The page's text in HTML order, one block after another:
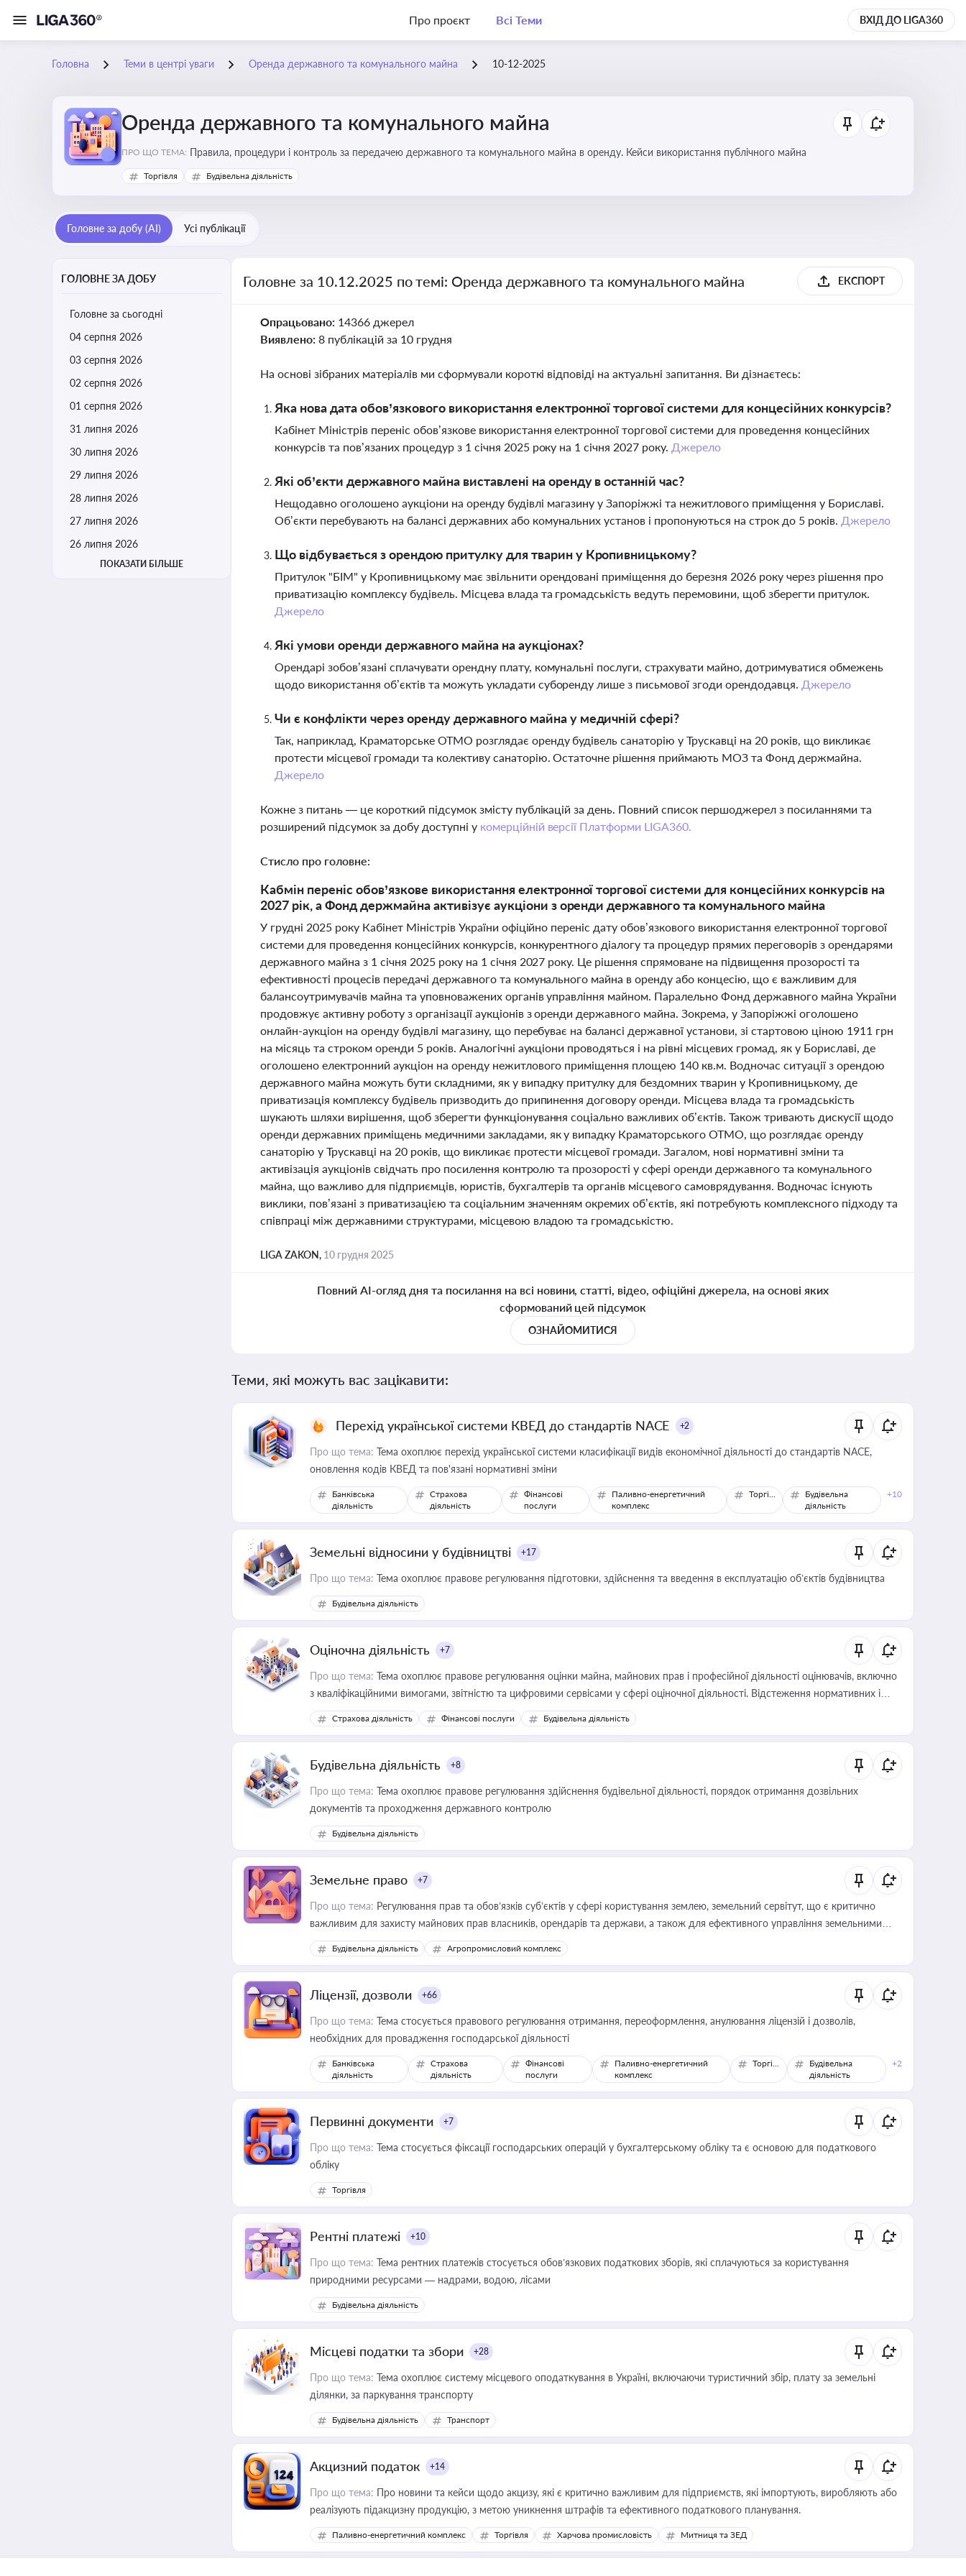
Про проєкт Всі Теми ВХІД ДО LIGA360
Головна Теми в центрі уваги Оренда державного та комунального майна 10-12-2025
Оренда державного та комунального майна
ПРО ЩО ТЕМА: Правила, процедури і контроль за передачею державного та комунального майна в оренду. Кейси використання публічного майна
Торгівля Будівельна діяльність
Головне за добу (AI) Усі публікації
ГОЛОВНЕ ЗА ДОБУ
Головне за сьогодні
04 серпня 2026
03 серпня 2026
02 серпня 2026
01 серпня 2026
31 липня 2026
30 липня 2026
29 липня 2026
28 липня 2026
27 липня 2026
26 липня 2026
ПОКАЗАТИ БІЛЬШЕ
Головне за 10.12.2025 по темі: Оренда державного та комунального майна ЕКСПОРТ
Опрацьовано: 14366 джерел
Виявлено: 8 публікацій за 10 грудня
На основі зібраних матеріалів ми сформували короткі відповіді на актуальні запитання. Ви дізнаєтесь:
Яка нова дата обов’язкового використання електронної торгової системи для концесійних конкурсів?
Кабінет Міністрів переніс обов’язкове використання електронної торгової системи для проведення концесійних
конкурсів та пов’язаних процедур з 1 січня 2025 року на 1 січня 2027 року. Джерело
Які об’єкти державного майна виставлені на оренду в останній час?
Нещодавно оголошено аукціони на оренду будівлі магазину у Запоріжжі та нежитлового приміщення у Бориславі.
Об’єкти перебувають на балансі державних або комунальних установ і пропонуються на строк до 5 років. Джерело
Що відбувається з орендою притулку для тварин у Кропивницькому?
Притулок "БІМ" у Кропивницькому має звільнити орендовані приміщення до березня 2026 року через рішення про
приватизацію комплексу будівель. Місцева влада та громадськість ведуть перемовини, щоб зберегти притулок.
Джерело
Які умови оренди державного майна на аукціонах?
Орендарі зобов’язані сплачувати орендну плату, комунальні послуги, страхувати майно, дотримуватися обмежень
щодо використання об’єктів та можуть укладати суборенду лише з письмової згоди орендодавця. Джерело
Чи є конфлікти через оренду державного майна у медичній сфері?
Так, наприклад, Краматорське ОТМО розглядає оренду будівель санаторію у Трускавці на 20 років, що викликає
протести місцевої громади та колективу санаторію. Остаточне рішення приймають МОЗ та Фонд держмайна.
Джерело
Кожне з питань — це короткий підсумок змісту публікацій за день. Повний список першоджерел з посиланнями та
розширений підсумок за добу доступні у комерційній версії Платформи LIGA360.
Стисло про головне:
Кабмін переніс обов’язкове використання електронної торгової системи для концесійних конкурсів на
2027 рік, а Фонд держмайна активізує аукціони з оренди державного та комунального майна
У грудні 2025 року Кабінет Міністрів України офіційно переніс дату обов’язкового використання електронної торгової
системи для проведення концесійних конкурсів, конкурентного діалогу та процедур прямих переговорів з орендарями
державного майна з 1 січня 2025 року на 1 січня 2027 року. Це рішення спрямоване на підвищення прозорості та
ефективності процесів передачі державного та комунального майна в оренду або концесію, що є важливим для
балансоутримувачів майна та уповноважених органів управління майном. Паралельно Фонд державного майна України
продовжує активну роботу з організації аукціонів з оренди державного майна. Зокрема, у Запоріжжі оголошено
онлайн-аукціон на оренду будівлі магазину, що перебуває на балансі державної установи, зі стартовою ціною 1911 грн
на місяць та строком оренди 5 років. Аналогічні аукціони проводяться і на рівні місцевих громад, як у Бориславі, де
оголошено електронний аукціон на оренду нежитлового приміщення площею 140 кв.м. Водночас ситуації з орендою
державного майна можуть бути складними, як у випадку притулку для бездомних тварин у Кропивницькому, де
приватизація комплексу будівель призводить до припинення договору оренди. Місцева влада та громадськість
шукають шляхи вирішення, щоб зберегти функціонування соціально важливих об’єктів. Також тривають дискусії щодо
оренди державних приміщень медичними закладами, як у випадку Краматорського ОТМО, що розглядає оренду
санаторію у Трускавці на 20 років, що викликає протести місцевої громади. Загалом, нові нормативні зміни та
активізація аукціонів свідчать про посилення контролю та прозорості у сфері оренди державного та комунального
майна, що важливо для підприємців, юристів, бухгалтерів та органів місцевого самоврядування. Водночас існують
виклики, пов’язані з приватизацією та соціальним значенням окремих об’єктів, які потребують комплексного підходу та
співпраці між державними структурами, місцевою владою та громадськістю.
LIGA ZAKON, 10 грудня 2025
Повний AI-огляд дня та посилання на всі новини, статті, відео, офіційні джерела, на основі яких
сформований цей підсумок
ОЗНАЙОМИТИСЯ
Теми, які можуть вас зацікавити:
Перехід української системи КВЕД до стандартів NACE +2
Про що тема: Тема охоплює перехід української системи класифікації видів економічної діяльності до стандартів NACE,
оновлення кодів КВЕД та пов'язані нормативні зміни
Банківська
діяльність
Страхова
діяльність
Фінансові
послуги
Паливно-енергетичний
комплекс
Торгівля
Будівельна
діяльність
+10
Земельні відносини у будівництві +17
Про що тема: Тема охоплює правове регулювання підготовки, здійснення та введення в експлуатацію об’єктів будівництва
Будівельна діяльність
Оціночна діяльність +7
Про що тема: Тема охоплює правове регулювання оцінки майна, майнових прав і професійної діяльності оцінювачів, включно
з кваліфікаційними вимогами, звітністю та цифровими сервісами у сфері оціночної діяльності. Відстеження нормативних і
медійних змін у цій сфері корисне для власника бізнесу, керівника, юриста або бухгалтера під час оподаткування,
приватизації, оренди державного майна, корпоративних угод і перевірки статусу суб'єктів оціночної діяльності
Страхова діяльність Фінансові послуги Будівельна діяльність
Будівельна діяльність +8
Про що тема: Тема охоплює правове регулювання здійснення будівельної діяльності, порядок отримання дозвільних
документів та проходження державного контролю
Будівельна діяльність
Земельне право +7
Про що тема: Регулювання прав та обов’язків суб’єктів у сфері користування землею, земельний сервітут, що є критично
важливим для захисту майнових прав власників, орендарів та держави, а також для ефективного управління земельними
ресурсами
Будівельна діяльність Агропромисловий комплекс
Ліцензії, дозволи +66
Про що тема: Тема стосується правового регулювання отримання, переоформлення, анулювання ліцензій і дозволів,
необхідних для провадження господарської діяльності
Банківська
діяльність
Страхова
діяльність
Фінансові
послуги
Паливно-енергетичний
комплекс
Торгівля
Будівельна
діяльність
+2
Первинні документи +7
Про що тема: Тема стосується фіксації господарських операцій у бухгалтерському обліку та є основою для податкового
обліку
Торгівля
Рентні платежі +10
Про що тема: Тема рентних платежів стосується обов’язкових податкових зборів, які сплачуються за користування
природними ресурсами — надрами, водою, лісами
Будівельна діяльність
Місцеві податки та збори +28
Про що тема: Тема охоплює систему місцевого оподаткування в Україні, включаючи туристичний збір, плату за земельні
ділянки, за паркування транспорту
Будівельна діяльність Транспорт
Акцизний податок +14
Про що тема: Про новини та кейси щодо акцизу, які є критично важливим для підприємств, які імпортують, виробляють або
реалізують підакцизну продукцію, з метою уникнення штрафів та ефективного податкового планування.
Паливно-енергетичний комплекс Торгівля Харчова промисловість Митниця та ЗЕД